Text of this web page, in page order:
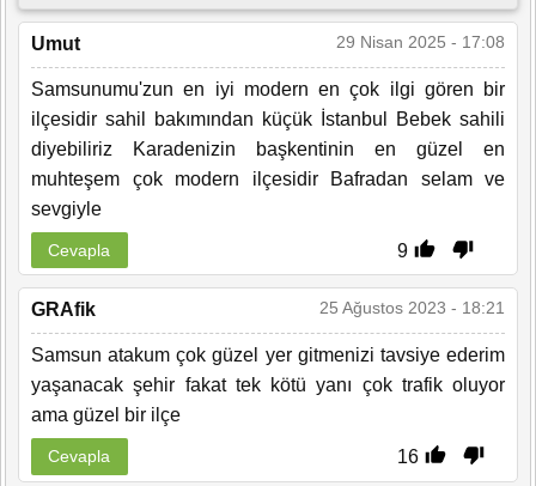
Umut 29 Nisan 2025 - 17:08
Samsunumu'zun en iyi modern en çok ilgi gören bir
ilçesidir sahil bakımından küçük İstanbul Bebek sahili
diyebiliriz Karadenizin başkentinin en güzel en
muhteşem çok modern ilçesidir Bafradan selam ve
sevgiyle
9
Cevapla
GRAfik 25 Ağustos 2023 - 18:21
Samsun atakum çok güzel yer gitmenizi tavsiye ederim
yaşanacak şehir fakat tek kötü yanı çok trafik oluyor
ama güzel bir ilçe
16
Cevapla